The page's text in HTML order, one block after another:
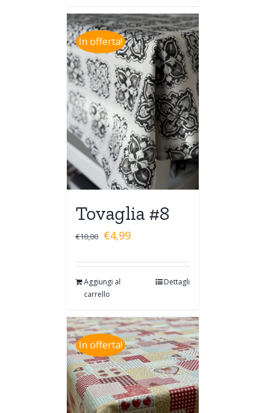
In offerta!
Tovaglia #8
€10,00 €4,99
Aggiungi al
carrello
Dettagli
In offerta!